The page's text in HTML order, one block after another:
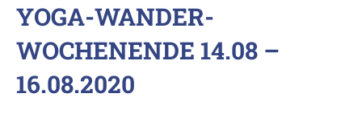
YOGA-WANDER-
WOCHENENDE 14.08 –
16.08.2020